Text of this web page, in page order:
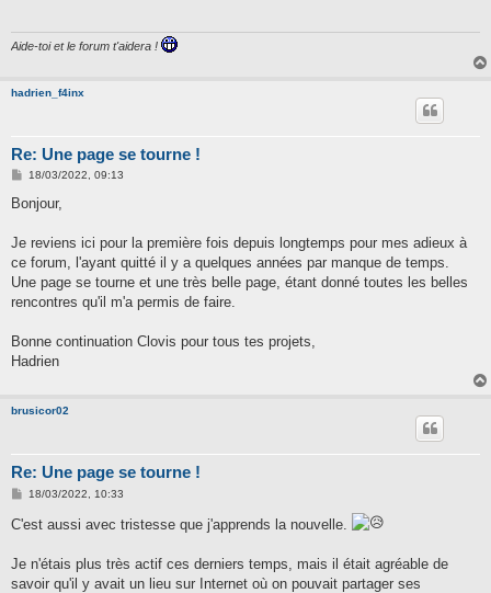
Aide-toi et le forum t'aidera !
hadrien_f4inx
Re: Une page se tourne !
M
s
g
18/03/2022, 09:13
Bonjour,
Je reviens ici pour la première fois depuis longtemps pour mes adieux à
ce forum, l'ayant quitté il y a quelques années par manque de temps.
Une page se tourne et une très belle page, étant donné toutes les belles
rencontres qu'il m'a permis de faire.
Bonne continuation Clovis pour tous tes projets,
Hadrien
brusicor02
Re: Une page se tourne !
M
s
e
18/03/2022, 10:33
C'est aussi avec tristesse que j'apprends la nouvelle.
Je n'étais plus très actif ces derniers temps, mais il était agréable de
savoir qu'il y avait un lieu sur Internet où on pouvait partager ses